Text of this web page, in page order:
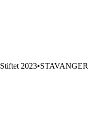
Stiftet 2023•STAVANGER